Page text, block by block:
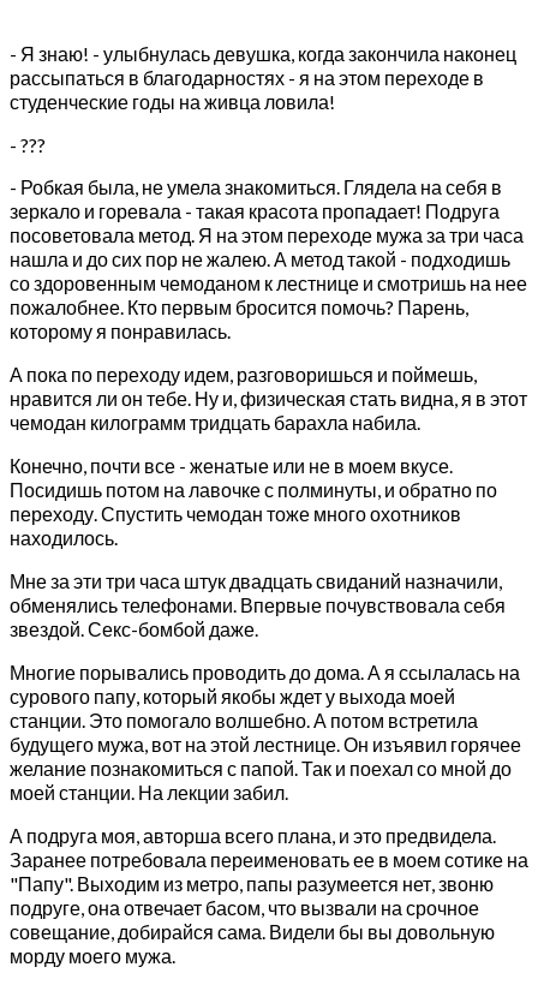
- Я знаю! - улыбнулась девушка, когда закончила наконец
рассыпаться в благодарностях - я на этом переходе в
студенческие годы на живца ловила!
- ???
- Робкая была, не умела знакомиться. Глядела на себя в
зеркало и горевала - такая красота пропадает! Подруга
посоветовала метод. Я на этом переходе мужа за три часа
нашла и до сих пор не жалею. А метод такой - подходишь
со здоровенным чемоданом к лестнице и смотришь на нее
пожалобнее. Кто первым бросится помочь? Парень,
которому я понравилась.
А пока по переходу идем, разговоришься и поймешь,
нравится ли он тебе. Ну и, физическая стать видна, я в этот
чемодан килограмм тридцать барахла набила.
Конечно, почти все - женатые или не в моем вкусе.
Посидишь потом на лавочке с полминуты, и обратно по
переходу. Спустить чемодан тоже много охотников
находилось.
Мне за эти три часа штук двадцать свиданий назначили,
обменялись телефонами. Впервые почувствовала себя
звездой. Секс-бомбой даже.
Многие порывались проводить до дома. А я ссылалась на
сурового папу, который якобы ждет у выхода моей
станции. Это помогало волшебно. А потом встретила
будущего мужа, вот на этой лестнице. Он изъявил горячее
желание познакомиться с папой. Так и поехал со мной до
моей станции. На лекции забил.
А подруга моя, авторша всего плана, и это предвидела.
Заранее потребовала переименовать ее в моем сотике на
"Папу". Выходим из метро, папы разумеется нет, звоню
подруге, она отвечает басом, что вызвали на срочное
совещание, добирайся сама. Видели бы вы довольную
морду моего мужа.